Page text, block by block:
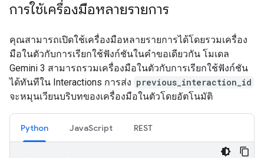
การใช้เครื่องมือหลายรายการ
คุณสามารถเปิดใช้เครื่องมือหลายรายการได้โดยรวมเครื่อง
มือในตัวกับการเรียกใช้ฟังก์ชันในคำขอเดียวกัน โมเดล
Gemini 3 สามารถรวมเครื่องมือในตัวกับการเรียกใช้ฟังก์ชัน
ได้ทันทีใน Interactions การส่ง previous_interaction_id
จะหมุนเวียนบริบทของเครื่องมือในตัวโดยอัตโนมัติ
Python JavaScript REST